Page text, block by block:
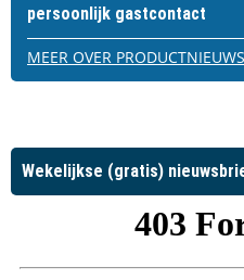
persoonlijk gastcontact
MEER OVER PRODUCTNIEUWS
Wekelijkse (gratis)